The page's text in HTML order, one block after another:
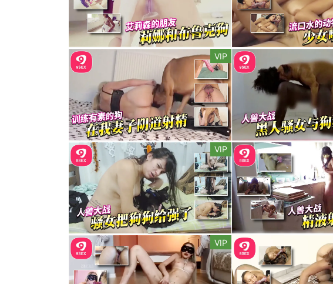
VIP
VIP
VIP